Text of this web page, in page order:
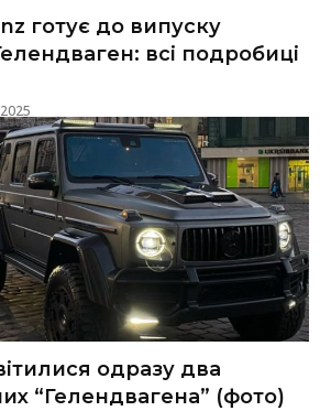
готує до випуску
всі подробиці
одразу два
“Гелендвагена” (фото)